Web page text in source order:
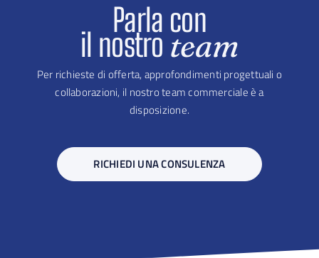
Parla con
il nostro team
Per richieste di offerta, approfondimenti progettuali o
collaborazioni, il nostro team commerciale è a
disposizione.
RICHIEDI UNA CONSULENZA